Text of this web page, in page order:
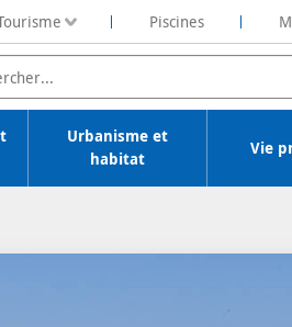
Energétique Piscines
Urbanisme et
habitat
Vie